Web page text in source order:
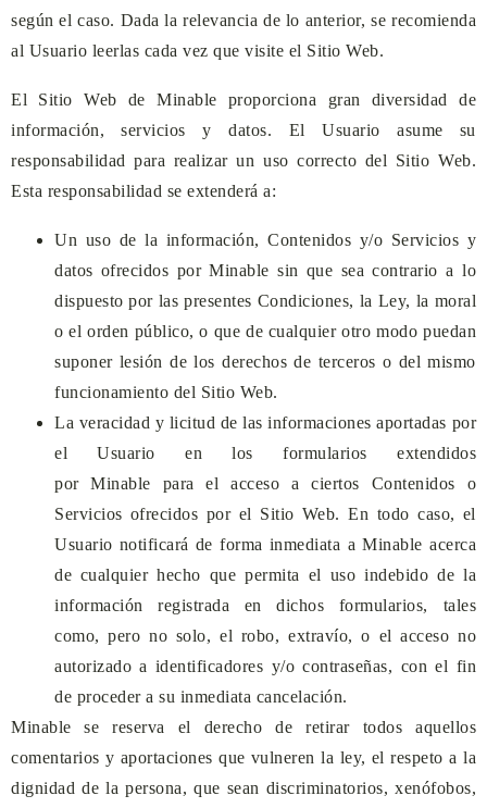
según el caso. Dada la relevancia de lo anterior, se recomienda
al Usuario leerlas cada vez que visite el Sitio Web.
El Sitio Web de Minable proporciona gran diversidad de
información, servicios y datos. El Usuario asume su
responsabilidad para realizar un uso correcto del Sitio Web.
Esta responsabilidad se extenderá a:
Un uso de la información, Contenidos y/o Servicios y
datos ofrecidos porMinable sin que sea contrario a lo
dispuesto por las presentes Condiciones, la Ley, la moral
o el orden público, o que de cualquier otro modo puedan
suponer lesión de los derechos de terceros o del mismo
funcionamiento del Sitio Web.
La veracidad y licitud de las informaciones aportadas por
el Usuario en los formularios extendidos
porMinable para el acceso a ciertos Contenidos o
Servicios ofrecidos por el Sitio Web. En todo caso, el
Usuario notificará de forma inmediata aMinable acerca
de cualquier hecho que permita el uso indebido de la
información registrada en dichos formularios, tales
como, pero no solo, el robo, extravío, o el acceso no
autorizado a identificadores y/o contraseñas, con el fin
de proceder a su inmediata cancelación.
Minable se reserva el derecho de retirar todos aquellos
comentarios y aportaciones que vulneren la ley, el respeto a la
dignidad de la persona, que sean discriminatorios, xenófobos,